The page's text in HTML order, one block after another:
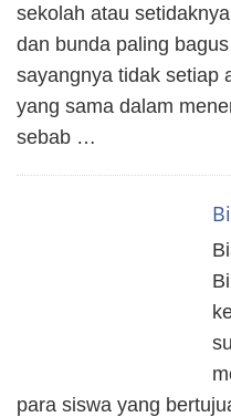
sekolah atau
dan bunda paling
sayangnya tidak setiap
yang sama dalam
sebab …
para siswa yang